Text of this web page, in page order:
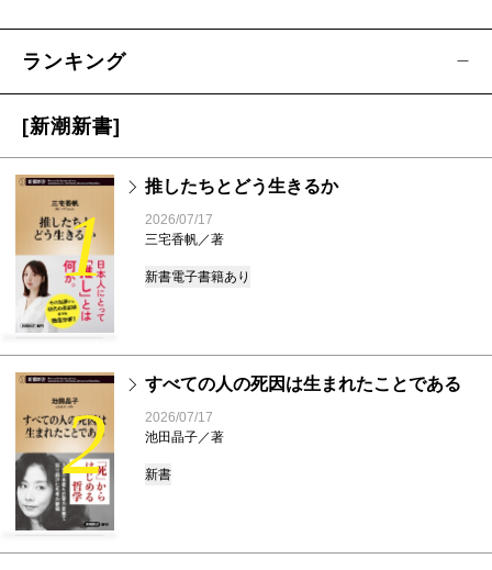
ランキング
[新潮新書]
1
推したちとどう生きるか
2026/07/17
三宅香帆／著
新書電子書籍あり
2
すべての人の死因は生まれたことである
2026/07/17
池田晶子／著
新書